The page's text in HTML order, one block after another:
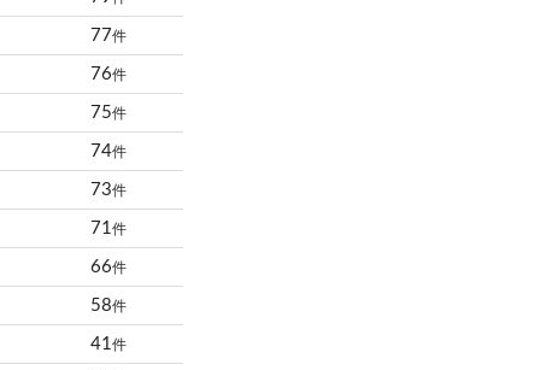
77件
76件
75件
74件
73件
71 件
66件
58件
41 件